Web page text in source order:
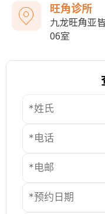
旺角诊所
九龙旺角亚
06室